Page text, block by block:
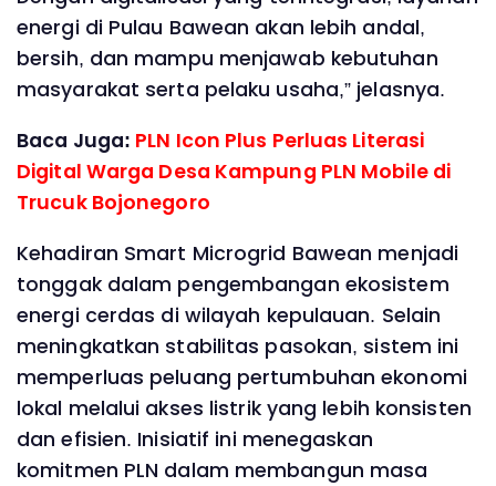
energi di Pulau Bawean akan lebih andal,
bersih, dan mampu menjawab kebutuhan
masyarakat serta pelaku usaha,” jelasnya.
Baca Juga: PLN Icon Plus Perluas Literasi
Digital Warga Desa Kampung PLN Mobile di
Trucuk Bojonegoro
Kehadiran Smart Microgrid Bawean menjadi
tonggak dalam pengembangan ekosistem
energi cerdas di wilayah kepulauan. Selain
meningkatkan stabilitas pasokan, sistem ini
memperluas peluang pertumbuhan ekonomi
lokal melalui akses listrik yang lebih konsisten
dan efisien. Inisiatif ini menegaskan
komitmen PLN dalam membangun masa